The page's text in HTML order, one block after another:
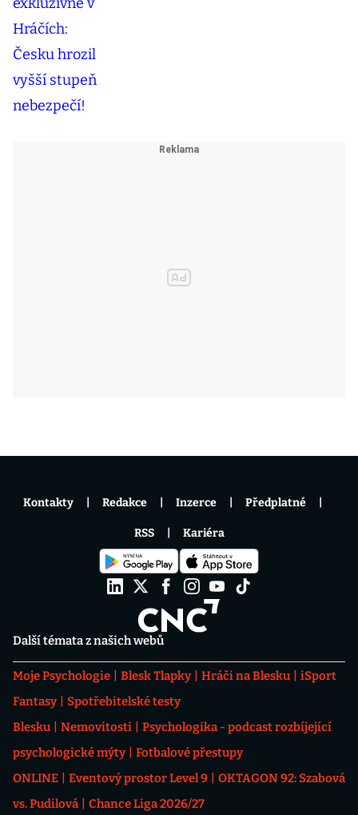
Další témata z našich webů
Moje Psychologie Blesk Tlapky Hráči na Blesku
iSport
Fantasy
Spotřebitelské testy
Blesku
Nemovitosti
Psychologika - podcast rozbíjející
psychologické mýty
Fotbalové přestupy
ONLINE
Eventový prostor Level 9
OKTAGON 92: Szabová
vs. Pudilová
Chance Liga 2026/27
Kontakty Redakce Inzerce Předplatné
RSS Kariéra